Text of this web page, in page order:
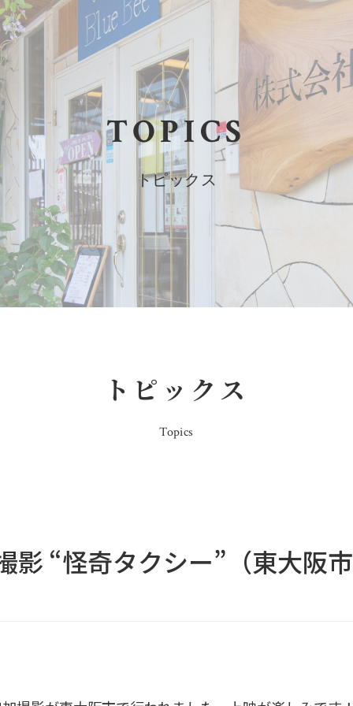
TOPICS
トピックス
トピックス
Topics
影 “怪奇タクシー”（東大阪